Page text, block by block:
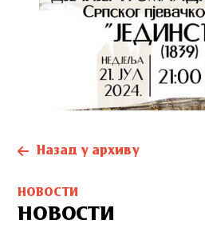
Назад у архиву
НОВОСТИ
НОВОСТИ